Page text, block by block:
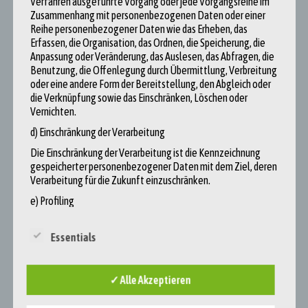
https://www.reporter-ohne-grenzen.de/rangliste/rangliste-
2021
,
zugegriffen am 01.03.2023
Tagesschau China 2023: Nachrichten zum Thema China.
https://www.tagesschau.de/thema/china/
zugegriffen am 01.03.2023
Post
navigation
Zusammenhang mit personenbezogenen Daten oder einer
Reihe personenbezogener Daten wie das Erheben, das
Erfassen, die Organisation, das Ordnen, die Speicherung, die
Anpassung oder Veränderung, das Auslesen, das Abfragen, die
Benutzung, die Offenlegung durch Übermittlung, Verbreitung
oder eine andere Form der Bereitstellung, den Abgleich oder
die Verknüpfung sowie das Einschränken, Löschen oder
Vernichten.
d) Einschränkung der Verarbeitung
Die Einschränkung der Verarbeitung ist die Kennzeichnung
gespeicherter personenbezogener Daten mit dem Ziel, deren
Verarbeitung für die Zukunft einzuschränken.
e) Profiling
personenbezogener Daten, die darin besteht, dass diese
bestimmte persönliche Aspekte, die sich auf eine natürliche
Person beziehen, zu bewerten, insbesondere um Aspekte
bezüglich Arbeitsleistung, wirtschaftliche Lage, Gesundheit,
Essentials
✓ Alle Akzeptieren